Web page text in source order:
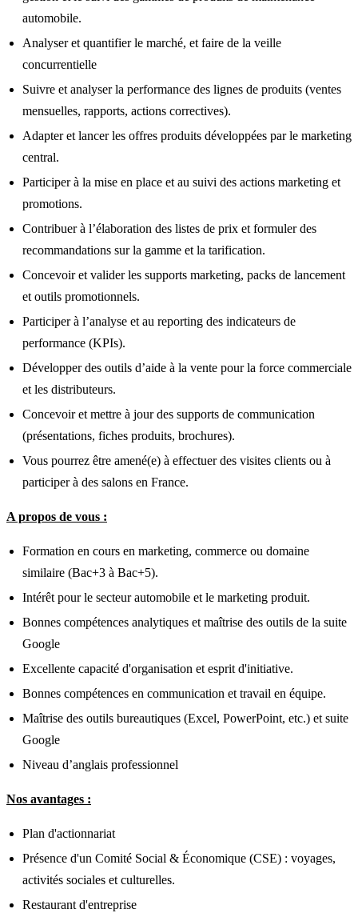
automobile.
Analyser et quantifier le marché, et faire de la veille
concurrentielle
Suivre et analyser la performance des lignes de produits (ventes
mensuelles, rapports, actions correctives).
Adapter et lancer les offres produits développées par le marketing
central.
Participer à la mise en place et au suivi des actions marketing et
promotions.
Contribuer à l’élaboration des listes de prix et formuler des
recommandations sur la gamme et la tarification.
Concevoir et valider les supports marketing, packs de lancement
et outils promotionnels.
Participer à l’analyse et au reporting des indicateurs de
performance (KPIs).
Développer des outils d’aide à la vente pour la force commerciale
et les distributeurs.
Concevoir et mettre à jour des supports de communication
(présentations, fiches produits, brochures).
Vous pourrez être amené(e) à effectuer des visites clients ou à
participer à des salons en France.
A propos de vous :
Formation en cours en marketing, commerce ou domaine
similaire (Bac+3 à Bac+5).
Intérêt pour le secteur automobile et le marketing produit.
Bonnes compétences analytiques et maîtrise des outils de la suite
Google
Excellente capacité d'organisation et esprit d'initiative.
Bonnes compétences en communication et travail en équipe.
Maîtrise des outils bureautiques (Excel, PowerPoint, etc.) et suite
Google
Niveau d’anglais professionnel
Nos avantages :
Plan d'actionnariat
Présence d'un Comité Social & Économique (CSE) : voyages,
activités sociales et culturelles.
Restaurant d'entreprise